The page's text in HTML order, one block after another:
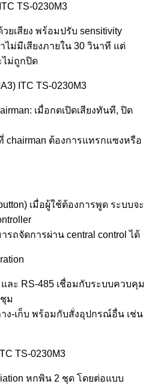
TS-0230M3
ยเสียง พร้อมปรับ sensitivity
ไม่มีเสียงภายใน 30 วินาที แต่
ไม่ถูกปิด
ITC TS-0230M3
เมื่อกดเปิดเสียงทันที, ปิด
chairman ต้องการแทรกแซงหรือ
เมื่อผู้ใช้ต้องการพูด ระบบจะ
ถจัดการผ่าน central control ได้
ละ RS-485 เชื่อมกับระบบควบคุม
ม
ง-เก็บ พร้อมกับสั่งอุปกรณ์อื่น เช่น
TS-0230M3
หกพิน 2 ชุด โดยต่อแบบ